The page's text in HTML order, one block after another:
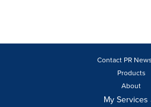
Contact PR
Products
About
My Services